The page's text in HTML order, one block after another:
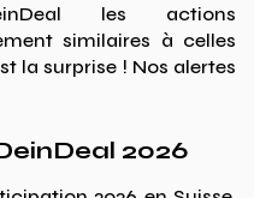
les actions
similaires à celles
la surprise ! Nos alertes
2026